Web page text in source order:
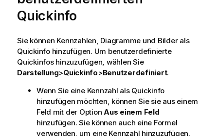
s
Quickinfo
Sie können Kennzahlen, Diagramme und Bilder als
Quickinfo hinzufügen. Um benutzerdefinierte
Quickinfos hinzuzufügen, wählen Sie
Darstellung>Quickinfo>Benutzerdefiniert.
Wenn Sie eine Kennzahl als Quickinfo
hinzufügen möchten, können Sie sie aus einem
Feld mit der Option Aus einem Feld
hinzufügen. Sie können auch eine Formel
verwenden, um eine Kennzahl hinzuzufügen.